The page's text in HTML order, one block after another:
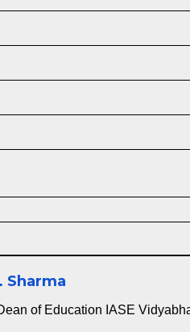
Sharma
of Education IASE